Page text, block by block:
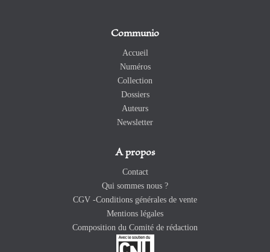
Communio
Accueil
Numéros
Collection
Dossiers
Auteurs
Newsletter
A propos
Contact
Qui sommes nous ?
CGV -Conditions générales de vente
Mentions légales
Composition du Comité de rédaction